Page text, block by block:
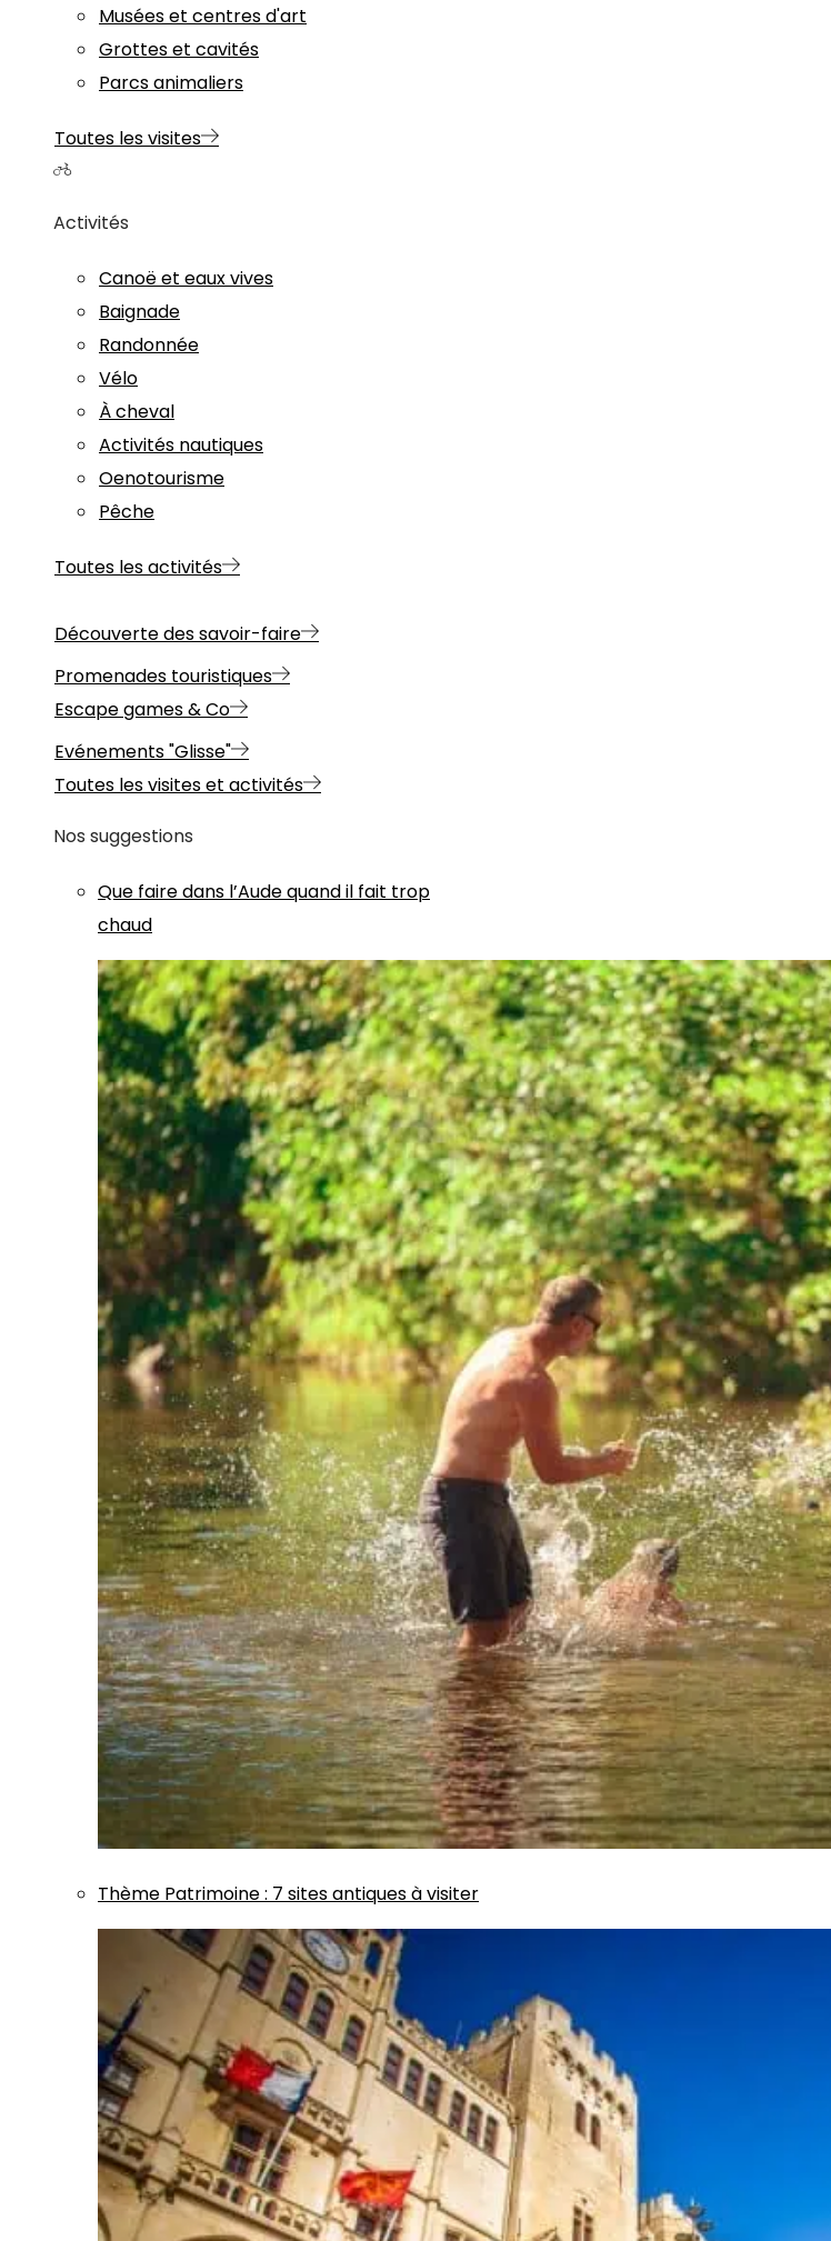
Musées et centres d'art
Grottes et cavités
Parcs animaliers
Toutes les visites
Activités
Canoë et eaux vives
Baignade
Randonnée
Vélo
À cheval
Activités nautiques
Oenotourisme
Pêche
Toutes les activités
Découverte des savoir-faire
Promenades touristiques
Escape games & Co
Evénements "Glisse"
Toutes les visites et activités
Nos suggestions
Que faire dans l’Aude quand il fait trop
chaud
Thème Patrimoine: 7 sites antiques à visiter